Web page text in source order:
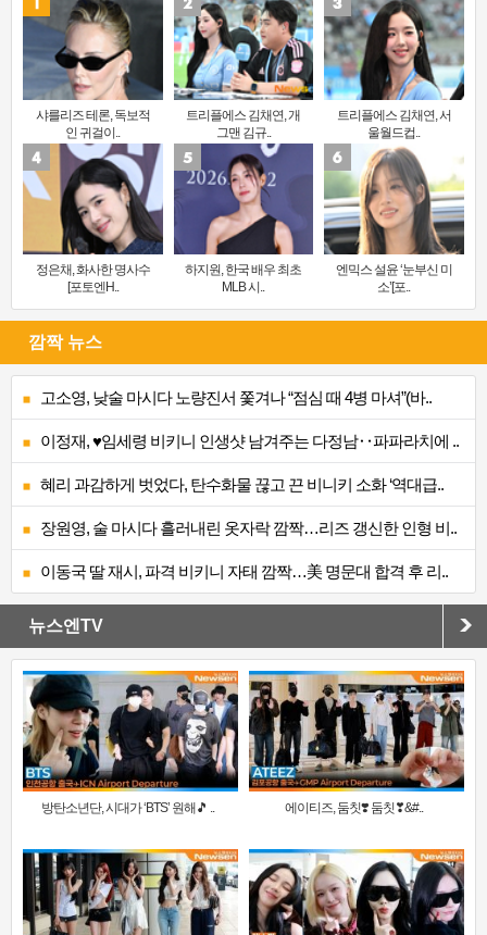
샤를리즈 테론, 독보적
인 귀걸이..
트리플에스 김채연, 개
그맨 김규..
트리플에스 김채연, 서
울월드컵..
정은채, 화사한 명사수
[포토엔H..
하지원, 한국 배우 최초
MLB 시..
엔믹스 설윤 ‘눈부신 미
소’[포..
깜짝 뉴스
고소영, 낮술 마시다 노량진서 쫓겨나 “점심 때 4병 마셔”(바..
이정재, ♥임세령 비키니 인생샷 남겨주는 다정남‥파파라치에 ..
혜리 과감하게 벗었다, 탄수화물 끊고 끈 비니키 소화 ‘역대급..
장원영, 술 마시다 흘러내린 옷자락 깜짝…리즈 갱신한 인형 비..
이동국 딸 재시, 파격 비키니 자태 깜짝…美 명문대 합격 후 리..
뉴스엔TV
방탄소년단, 시대가 ‘BTS’ 원해🎵 .. 에이티즈, 둠칫❣️ 둠칫❣&#..